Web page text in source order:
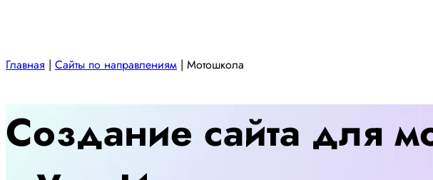
Главная | Сайты по направлениям | Мотошкола
Создание сайта для